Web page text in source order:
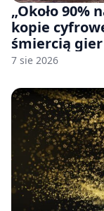
„Około 90%
kopie
śmiercią
7 sie 2026